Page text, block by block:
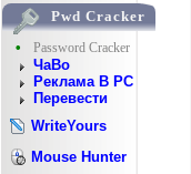
Pwd Cracker
•
Password Cracker
ЧаВо
Реклама В PC
Перевести
WriteYours
Mouse Hunter